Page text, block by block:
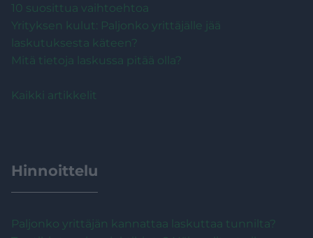
10 suosittua vaihtoehtoa
Yrityksen kulut: Paljonko yrittäjälle jää
laskutuksesta käteen?
Mitä tietoja laskussa pitää olla?
Kaikki artikkelit
Hinnoittelu
Paljonko yrittäjän kannattaa laskuttaa tunnilta?